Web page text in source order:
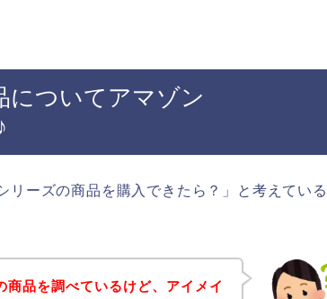
についてアマゾン
リーズの商品を購入できたら？」と考えている
商品を調べているけど、アイメイ